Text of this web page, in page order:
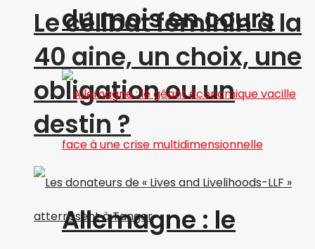
Le célibat féminin à la
40 aine, un choix, une
obligation ou un
destin ?
du mois en cours
Allemagne : le